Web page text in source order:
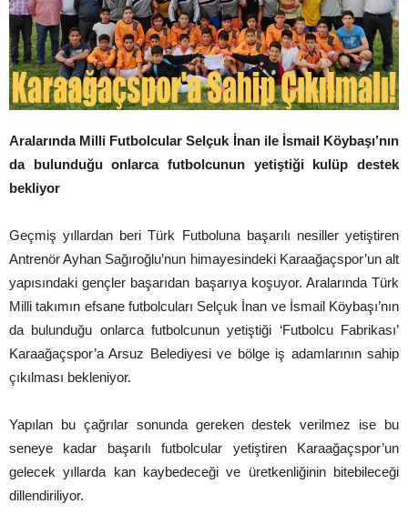
Aralarında Milli Futbolcular Selçuk İnan ile İsmail Köybaşı’nın
da bulunduğu onlarca futbolcunun yetiştiği kulüp destek
bekliyor
Geçmiş yıllardan beri Türk Futboluna başarılı nesiller yetiştiren
Antrenör Ayhan Sağıroğlu’nun himayesindeki Karaağaçspor’un alt
yapısındaki gençler başarıdan başarıya koşuyor. Aralarında Türk
Milli takımın efsane futbolcuları Selçuk İnan ve İsmail Köybaşı’nın
da bulunduğu onlarca futbolcunun yetiştiği ‘Futbolcu Fabrikası’
Karaağaçspor’a Arsuz Belediyesi ve bölge iş adamlarının sahip
çıkılması bekleniyor.
Yapılan bu çağrılar sonunda gereken destek verilmez ise bu
seneye kadar başarılı futbolcular yetiştiren Karaağaçspor’un
gelecek yıllarda kan kaybedeceği ve üretkenliğinin bitebileceği
dillendiriliyor.